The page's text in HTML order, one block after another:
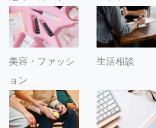
美容・ファッシ
ョン
生活相談